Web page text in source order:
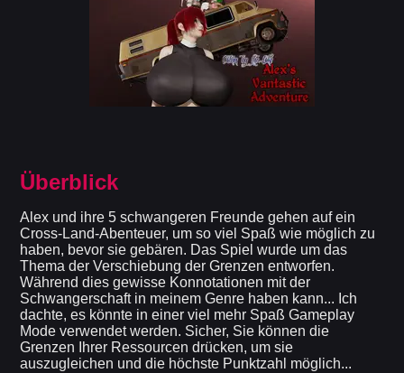
Überblick
Alex und ihre 5 schwangeren Freunde gehen auf ein
Cross-Land-Abenteuer, um so viel Spaß wie möglich zu
haben, bevor sie gebären. Das Spiel wurde um das
Thema der Verschiebung der Grenzen entworfen.
Während dies gewisse Konnotationen mit der
Schwangerschaft in meinem Genre haben kann... Ich
dachte, es könnte in einer viel mehr Spaß Gameplay
Mode verwendet werden. Sicher, Sie können die
Grenzen Ihrer Ressourcen drücken, um sie
auszugleichen und die höchste Punktzahl möglich...